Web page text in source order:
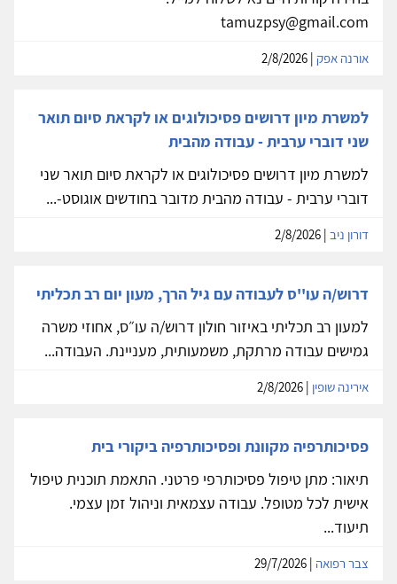
tamuzpsy@gmail.com
אורנה אפק
למשרת מיון דרושים פסיכולוגים או לקראת סיום תואר
שני דוברי ערבית - עבודה מהבית
למשרת מיון דרושים פסיכולוגים או לקראת סיום תואר שני
דוברי ערבית - עבודה מהבית מדובר בחודשים אוגוסט-...
דורון ניב
דרוש/ה עו''ס לעבודה עם גיל הרך, מעון יום רב תכליתי
למעון רב תכליתי באיזור חולון דרוש/ה עו״ס, אחוזי משרה
גמישים עבודה מרתקת, משמעותית, מעניינת. העבודה...
אירינה שופין
פסיכותרפיה מקוונת ופסיכותרפיה ביקורי בית
תיאור: מתן טיפול פסיכותרפי פרטני. התאמת תוכנית טיפול
אישית לכל מטופל. עבודה עצמאית וניהול זמן עצמי.
תיעוד...
צבר רפואה